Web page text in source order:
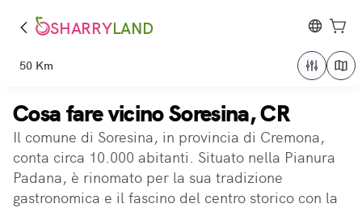
SHARRYLAND
50 Km
Cosa fare vicino Soresina, CR
Il comune di Soresina, in provincia di Cremona,
conta circa 10.000 abitanti. Situato nella Pianura
Padana, è rinomato per la sua tradizione
gastronomica e il fascino del centro storico con la